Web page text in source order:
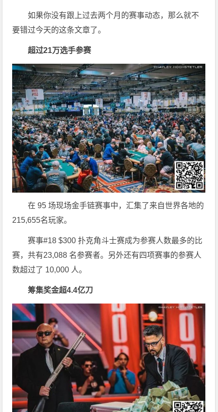
如果你没有跟上过去两个月的赛事动态，那么就不
要错过今天的这条文章了。
超过21万选手参赛
在 95 场现场金手链赛事中，汇集了来自世界各地的
215,655名玩家。
赛事#18 $300 扑克角斗士赛成为参赛人数最多的比
赛，共有23,088 名参赛者。另外还有四项赛事的参赛人
数超过了 10,000 人。
筹集奖金超4.4亿刀